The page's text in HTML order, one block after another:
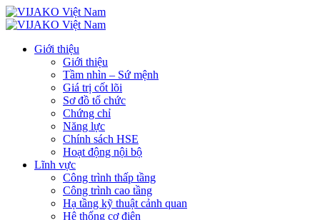
Giới thiệu
Giới thiệu
Tầm nhìn – Sứ mệnh
Giá trị cốt lõi
Sơ đồ tổ chức
Chứng chỉ
Năng lực
Chính sách HSE
Hoạt động nội bộ
Lĩnh vực
Công trình thấp tầng
Công trình cao tầng
Hạ tầng kỹ thuật cảnh quan
Hệ thống cơ điện